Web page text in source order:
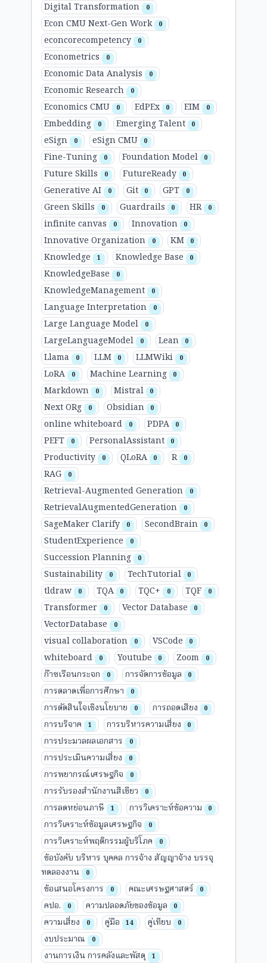
Digital Transformation 0
Econ CMU Next-Gen Work 0
econcorecompetency 0
Econometrics 0
Economic Data Analysis 0
Economic Research 0
Economics CMU 0 EdPEx 0 EIM 0
Embedding 0 Emerging Talent 0
eSign 0 eSign CMU 0
Fine-Tuning 0 Foundation Model 0
Future Skills 0 FutureReady 0
Generative AI 0 Git 0 GPT 0
Green Skills 0 Guardrails 0 HR 0
infinite canvas 0 Innovation 0
Innovative Organization 0 KM 0
Knowledge 1 Knowledge Base 0
KnowledgeBase 0
KnowledgeManagement 0
Language Interpretation 0
Large Language Model 0
LargeLanguageModel 0 Lean 0
Llama 0 LLM 0 LLMWiki 0
LoRA 0 Machine Learning 0
Markdown 0 Mistral 0
Next ORg 0 Obsidian 0
online whiteboard 0 PDPA 0
PEFT 0 PersonalAssistant 0
Productivity 0 QLoRA 0 R 0
RAG 0
Retrieval-Augmented Generation 0
RetrievalAugmentedGeneration 0
SageMaker Clarify 0 SecondBrain 0
StudentExperience 0
Succession Planning 0
Sustainability 0 TechTutorial 0
tldraw 0 TQA 0 TQC+ 0 TQF 0
Transformer 0 Vector Database 0
VectorDatabase 0
visual collaboration 0 VSCode 0
whiteboard 0 Youtube 0 Zoom 0
ก๊าซเรือนกระจก 0 การจัดการข้อมูล 0
การตลาดเพื่อการศึกษา 0
การตัดสินใจเชิงนโยบาย 0 การถอดเสียง 0
การบริจาค 1 การบริหารความเสี่ยง 0
การประมวลผลเอกสาร 0
การประเมินความเสี่ยง 0
การพยากรณ์เศรษฐกิจ 0
การรับรองสำนักงานสีเขียว 0
การลดหย่อนภาษี 1 การวิเคราะห์ข้อความ 0
การวิเคราะห์ข้อมูลเศรษฐกิจ 0
การวิเคราะห์พฤติกรรมผู้บริโภค 0
ข้อบังคับ บริหาร บุคคล การจ้าง สัญญาจ้าง บรรจุ
ทดลองงาน
0
ข้อเสนอโครงการ 0 คณะเศรษฐศาสตร์ 0
คปอ. 0 ความปลอดภัยของข้อมูล 0
ความเสี่ยง 0 คู่มือ 14 คู่เทียบ 0
งบประมาณ 0
งานการเงิน การคลังและพัสดุ 1